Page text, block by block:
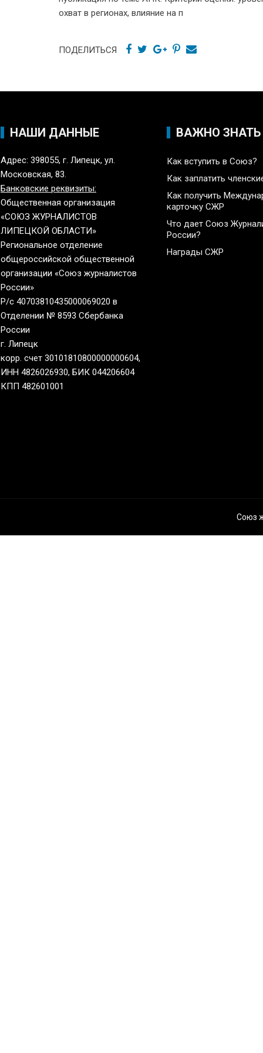
охват в регионах, влияние на п
ПОДЕЛИТЬСЯ
НАШИ ДАННЫЕ
Адрес: 398055, г. Липецк, ул.
Московская, 83.
Банковские реквизиты:
Общественная организация
«СОЮЗ ЖУРНАЛИСТОВ
ЛИПЕЦКОЙ ОБЛАСТИ»
Региональное отделение
общероссийской общественной
организации «Союз журналистов
России»
Р/с 40703810435000069020 в
Отделении № 8593 Сбербанка
России
г. Липецк
корр. счет 30101810800000000604,
ИНН 4826026930, БИК 044206604
КПП 482601001
ВАЖНО ЗНАТЬ
Как вступить в Союз?
Как заплатить
Как получить
карточку СЖР
Что дает Союз
России?
Награды СЖР
Союз